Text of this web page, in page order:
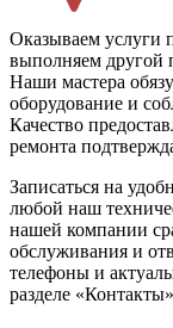
Оказываем
выполняем другой
Наши мастера
оборудование и
Качество
ремонта
Записаться на
любой наш
нашей компании
обслуживания и
телефоны и
разделе